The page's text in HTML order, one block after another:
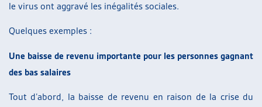
le virus ont aggravé les inégalités sociales.
Quelques exemples :
Une baisse de revenu importante pour les personnes gagnant
des bas salaires
Tout d’abord, la baisse de revenu en raison de la crise du